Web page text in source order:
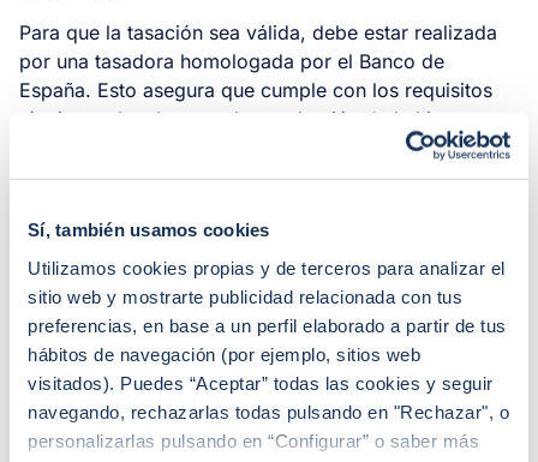
Sí, también usamos cookies
Utilizamos cookies propias y de terceros para analizar el
sitio web y mostrarte publicidad relacionada con tus
preferencias, en base a un perfil elaborado a partir de tus
hábitos de navegación (por ejemplo, sitios web
visitados). Puedes “Aceptar” todas las cookies y seguir
navegando, rechazarlas todas pulsando en "Rechazar", o
personalizarlas pulsando en “Configurar” o saber más
Para que la tasación sea válida, debe estar realizada
por una tasadora homologada por el Banco de
España. Esto asegura que cumple con los requisitos
técnicos y legales para la aprobación de la hipoteca.
Sí, una tasación de una tasadora homologada es
válida para cualquier banco, siempre que cumpla con
la normativa vigente. No obstante, algunos bancos
pueden pedir una segunda tasación si consideran que
el valor no coincide con su propia valoración.
¿Cómo contratar la tasación de una vivienda
online?